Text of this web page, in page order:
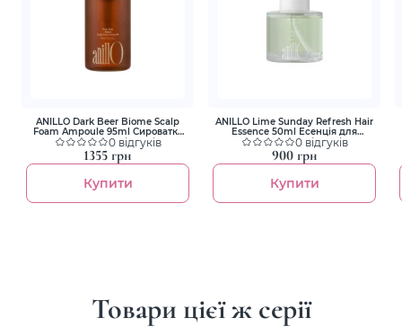
ANILLO Dark Beer Biome Scalp
Foam Ampoule 95ml Сироватка
для шкіри голови
0 відгуків
1355 грн
Купити
ANILLO Lime Sunday Refresh Hair
Essence 50ml Есенція для
волосся0 відгуків
900 грн
Купити
Товари цієї ж серії